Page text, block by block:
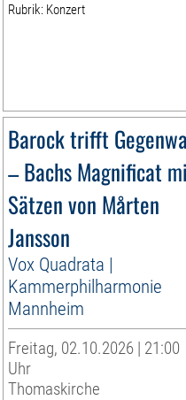
Rubrik: Konzert
Barock trifft
– Bachs Magnificat
Sätzen von Mårten
Jansson
Vox Quadrata |
Kammerphilharmonie
Mannheim
Freitag, 02.10.2026 | 21:00
Uhr
Thomaskirche